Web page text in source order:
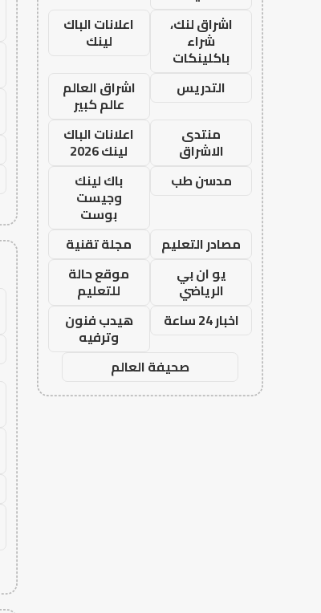
اشراق لنك،
شراء
باكلينكات
اعلانات الباك
لينك
التدريس
اشراق العالم
عالم كبير
منتدى
الاشراق
اعلانات الباك
لينك 2026
مدسن طب
باك لينك
وجيست
بوست
مصادر التعليم
مجلة تقنية
يو ان بي
الرياضي
موقع حالة
للتعليم
اخبار 24 ساعة
هيدب فنون
وترفيه
صحيفة العالم